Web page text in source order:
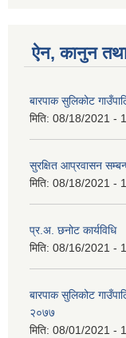
ऐन, कानुन तथा
बारपाक सुलिकोट
मिति: 08/18/2021 -
सुरक्षित आप्रवासन
मिति: 08/18/2021 -
प्र.अ. छनोट कार्यविधि
मिति: 08/16/2021 -
बारपाक सुलिकोट
२०७७
मिति: 08/01/2021 -